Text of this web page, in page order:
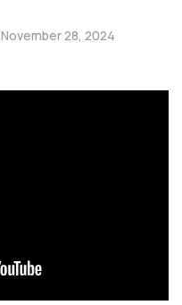
November 28, 2024